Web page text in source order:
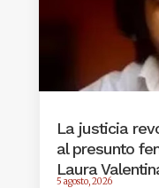
La justicia
al presunto
Laura
5 agosto, 2026